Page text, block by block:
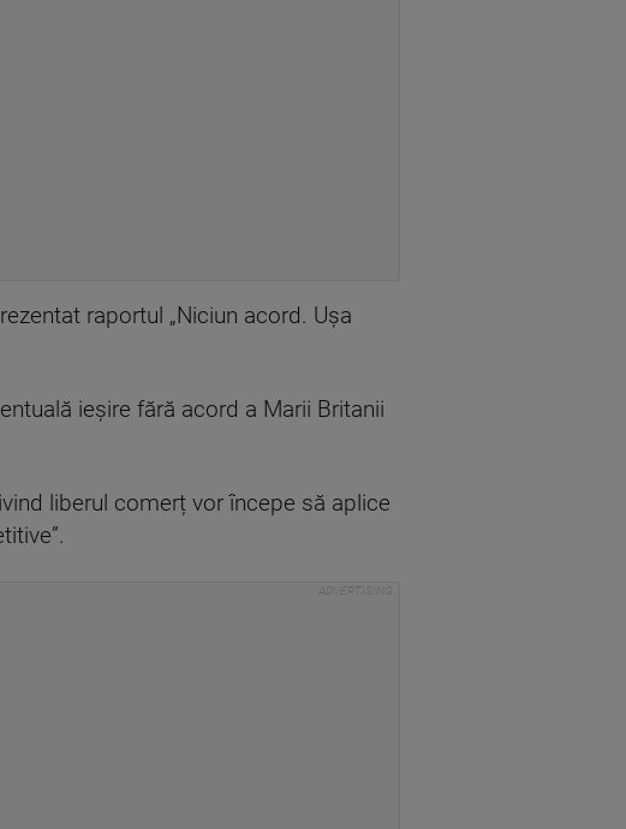
raportul „Niciun acord. Ușa
ieșire fără acord a Marii Britanii
liberul comerț vor începe să aplice